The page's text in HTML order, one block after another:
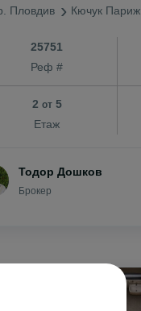
Пловдив Кючук Париж
25751
Реф #
2 от5
Етаж
Тодор Дошков
Брокер